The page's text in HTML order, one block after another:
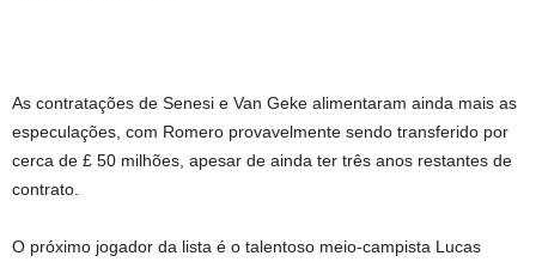
As contratações de Senesi e Van Geke alimentaram ainda mais as
especulações, com Romero provavelmente sendo transferido por
cerca de £ 50 milhões, apesar de ainda ter três anos restantes de
contrato.
O próximo jogador da lista é o talentoso meio-campista Lucas